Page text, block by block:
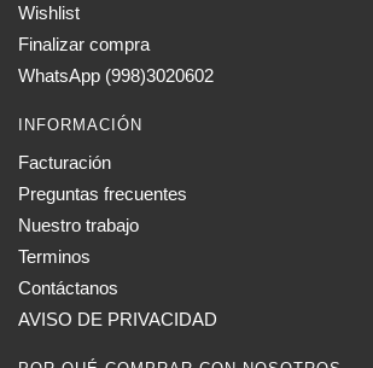
Wishlist
Finalizar compra
WhatsApp (998)3020602
INFORMACIÓN
Facturación
Preguntas frecuentes
Nuestro trabajo
Terminos
Contáctanos
AVISO DE PRIVACIDAD